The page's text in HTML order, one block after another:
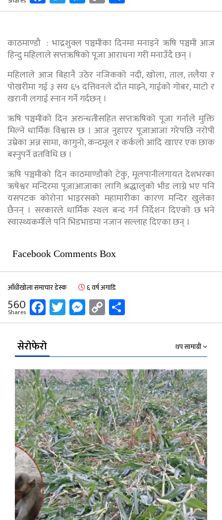
Link
काठमाण्डौ : भाद्रशुक्ल पञ्चमीका दिनमा मनाइने ऋषि पञ्चमी आज
हिन्दु महिलाले सप्तऋषिको पूजा आराधना गरी मनाउँदै छन् ।
महिलाले आज बिहानै उठेर नजिकको नदी, खोला, ताल, तलैया र
पोखरीमा गई ३ सय ६५ दत्तिवनले दाँत माझ्ने, गाईको गोबर, माटो र
खरानी लगाई स्नान गर्ने गर्दछन् ।
ऋषि पञ्चमीको दिन अरुन्धतीसहित सप्तऋषिको पूजा गर्नाले मुक्ति
मिल्ने धार्मिक विश्वास छ । आज नुहाएर पूजाआजा गरेपछि नरोपी
उम्रेका अन्न सामा, कागुनो, कन्दमूल र कर्कलाे आदि खाएर एक छाक
बस्नुपर्ने व्रतविधि छ ।
ऋषि पञ्चमीको दिन काठमाण्डौको टेकु, मूलपानीलगायत देशभरका
ऋषेश्वर मन्दिरमा पूजाआजाका लागि श्रद्धालुको भीड लाग्ने भए पनि
यसपटक कोरोना भाइरसको महामारीका कारण मन्दिर खुलेका
छैनन् । सरकारले धार्मिक स्थल बन्द गर्न निर्देशन दिएको छ भने
स्वास्थ्यकर्मीले पनि भिडभाडमा नजान सल्लाह दिएका छन् ।
Facebook Comments Box
आँधीखोला समाचार डेस्क ६ वर्ष अगाडि
560
Shares Facebook
Twitter
Messenger
Copy
Link
सेरोफेरो थप सामाग्री